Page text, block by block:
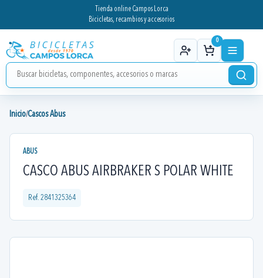
Tienda online Campos Lorca
Bicicletas, recambios y accesorios
0
Inicio/Cascos Abus
ABUS
CASCO ABUS AIRBRAKER S POLAR WHITE
Ref. 2841325364